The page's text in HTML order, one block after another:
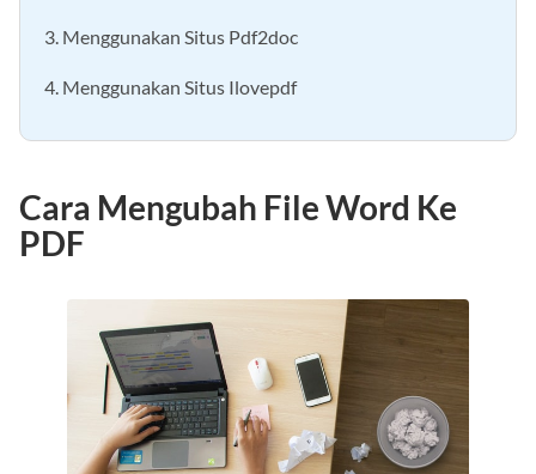
3. Menggunakan Situs Pdf2doc
4. Menggunakan Situs Ilovepdf
Cara Mengubah File Word Ke
PDF